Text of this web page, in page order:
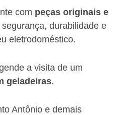
com peças originais e
durabilidade e
eletrodoméstico.
a visita de um
geladeiras.
Antônio e demais